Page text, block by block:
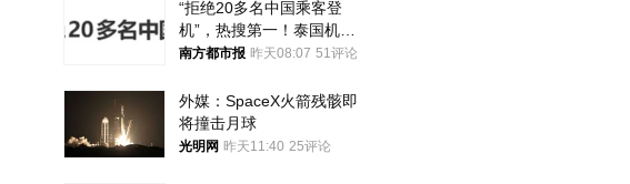
“拒绝20多名中国乘客登
机”，热搜第一！泰国机场
方道歉
南方都市报 昨天08:07 51评论
外媒：SpaceX火箭残骸即
将撞击月球
光明网 昨天11:40 25评论